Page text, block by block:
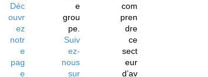
Déc
ouvr
ez
notr
e
pag
e
e
grou
pe.
Suiv
ez-
nous
sur
com
pren
dre
ce
sect
eur
d’av